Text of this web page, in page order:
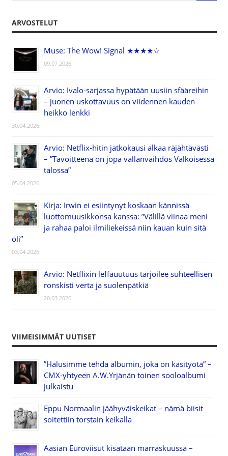
ARVOSTELUT
Muse: The Wow! Signal ★★★★☆
09.07.2026
Arvio: Ivalo-sarjassa hypätään uusiin sfääreihin
– juonen uskottavuus on viidennen kauden
heikko lenkki
30.04.2026
Arvio: Netflix-hitin jatkokausi alkaa räjähtävästi
– ”Tavoitteena on jopa vallanvaihdos Valkoisessa
talossa”
05.04.2026
Kirja: Irwin ei esiintynyt koskaan kännissä
luottomuusikkonsa kanssa: ”Välillä viinaa meni
ja rahaa paloi ilmiliekeissä niin kauan kuin sitä
oli”
03.04.2026
Arvio: Netflixin leffauutuus tarjoilee suhteellisen
ronskisti verta ja suolenpätkiä
20.03.2026
VIIMEISIMMÄT UUTISET
”Halusimme tehdä albumin, joka on käsityötä” –
CMX-yhtyeen A.W.Yrjänän toinen sooloalbumi
julkaistu
Eppu Normaalin jäähyväiskeikat – nämä biisit
soitettiin torstain keikalla
Aasian Euroviisut kisataan marraskuussa –